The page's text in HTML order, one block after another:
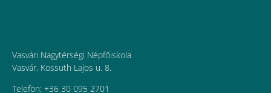
Vasvári Nagytérségi Népfőiskola
Vasvár, Kossuth Lajos u. 8.
Telefon: +36 30 095 2701